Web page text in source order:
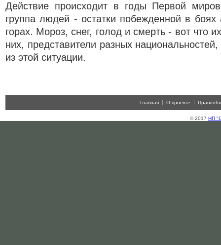
Действие происходит в годы Первой
группа людей - остатки побежденной в
горах. Мороз, снег, голод и смерть - вот что
них, представители разных
из этой ситуации.
Главная О проекте
© 2017 НП